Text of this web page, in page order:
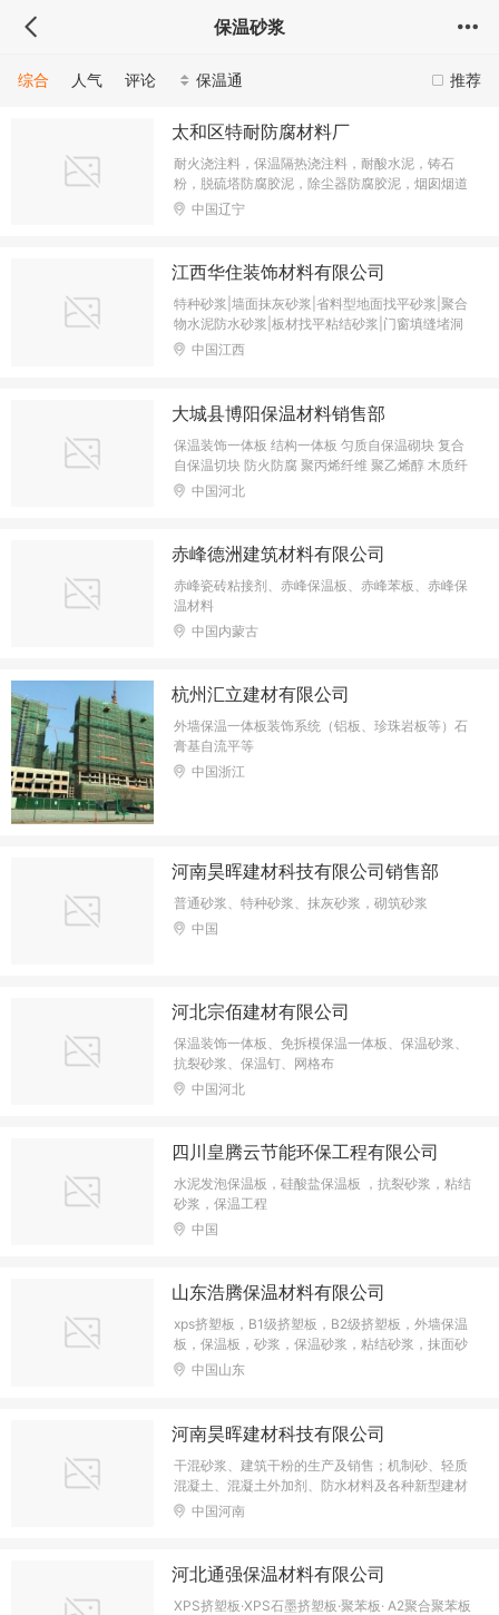
保温砂浆
推荐
综合 人气 评论 保温通
太和区特耐防腐材料厂
耐火浇注料，保温隔热浇注料，耐酸水泥，铸石
粉，脱硫塔防腐胶泥，除尘器防腐胶泥，烟囱烟道
防腐胶泥，耐酸胶泥，耐酸砂浆，铝酸盐水泥，耐
中国辽宁
江西华住装饰材料有限公司
特种砂浆|墙面抹灰砂浆|省料型地面找平砂浆|聚合
物水泥防水砂浆|板材找平粘结砂浆|门窗填缝堵洞
胶浆|地面保温隔热砂浆|无机保温砂浆|高效减震隔
中国江西
大城县博阳保温材料销售部
保温装饰一体板 结构一体板 匀质自保温砌块 复合
自保温切块 防火防腐 聚丙烯纤维 聚乙烯醇 木质纤
维 乳胶粉 特种胶粉 纤维素 石棉绒
中国河北
赤峰德洲建筑材料有限公司
赤峰瓷砖粘接剂、赤峰保温板、赤峰苯板、赤峰保
温材料
中国内蒙古
杭州汇立建材有限公司
外墙保温一体板装饰系统（铝板、珍珠岩板等）石
膏基自流平等
中国浙江
河南昊晖建材科技有限公司销售部
普通砂浆、特种砂浆、抹灰砂浆，砌筑砂浆
中国
河北宗佰建材有限公司
保温装饰一体板、免拆模保温一体板、保温砂浆、
抗裂砂浆、保温钉、网格布
中国河北
四川皇腾云节能环保工程有限公司
水泥发泡保温板，硅酸盐保温板 ，抗裂砂浆，粘结
砂浆，保温工程
中国
山东浩腾保温材料有限公司
xps挤塑板，B1级挤塑板，B2级挤塑板，外墙保温
板，保温板，砂浆，保温砂浆，粘结砂浆，抹面砂
浆 中国山东
河南昊晖建材科技有限公司
干混砂浆、建筑干粉的生产及销售；机制砂、轻质
混凝土、混凝土外加剂、防水材料及各种新型建材
中国河南
河北通强保温材料有限公司
XPS挤塑板·XPS石墨挤塑板·聚苯板· A2聚合聚苯板